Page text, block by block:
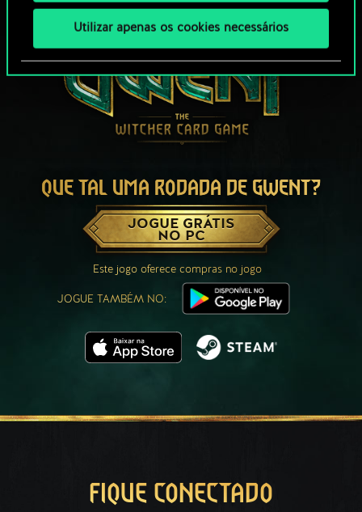
Utilizar apenas os cookies necessários
QUE TAL UMA RODADA DE GWENT?
JOGUE GRÁTIS
NO PC
Este jogo oferece compras no jogo
JOGUE TAMBÉM NO:
FIQUE CONECTADO